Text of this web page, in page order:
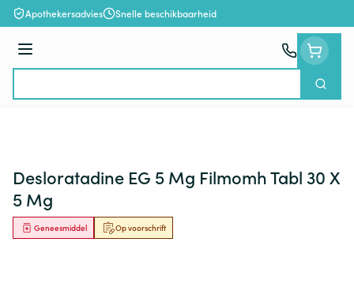
Ga naar de inhoud
Apothekersadvies Snelle beschikbaarheid
Menu
Zoek
Desloratadine EG 5 Mg Filmomh Tabl 30 X
5 Mg
Op voorschrift
Geneesmiddel